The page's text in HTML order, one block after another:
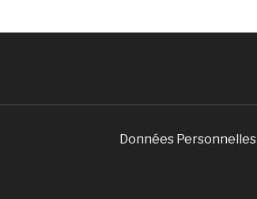
Données Personnelles